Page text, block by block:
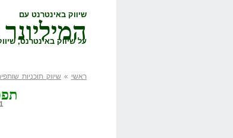
שיווק באינטרנט עם
על שיווק באינטרנט,
ראשי » שיווק תוכניות
31